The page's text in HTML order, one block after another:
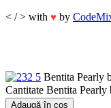
< / > with ♥ by
Bentita Pearly
Cantitate Bentita Pearly
Adaugă în coș